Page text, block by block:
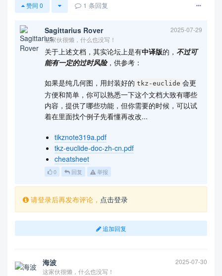
赞同 0 1 条回复
Sagittarius Rover
2025-07-29
这家伙很懒，什么也没写！
关于上述文档，其实论坛上是有中译版的， 不过可
能有一定的过时风险，供参考：
如果是纯几何图，用封装好的 tkz-euclide 会更
方便和简单，你可以熟悉一下这个文档大致有哪些
内容，提供了哪些功能，但你需要的时候，可以试
着在里面找个例子先看懂再改改...
tikznote319a.pdf
tkz-euclide-doc-zh-cn.pdf
cheatsheet
0 回复 举报
请登录后再发布评论， 点击登录
追加回复
海波
2025-07-30
这家伙很懒，什么也没写！